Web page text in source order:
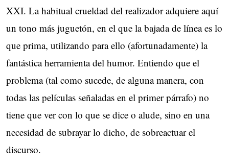
XXI. La habitual crueldad del realizador adquiere aquí
un tono más juguetón, en el que la bajada de línea es lo
que prima, utilizando para ello (afortunadamente) la
fantástica herramienta del humor. Entiendo que el
problema (tal como sucede, de alguna manera, con
todas las películas señaladas en el primer párrafo) no
tiene que ver con lo que se dice o alude, sino en una
necesidad de subrayar lo dicho, de sobreactuar el
discurso.